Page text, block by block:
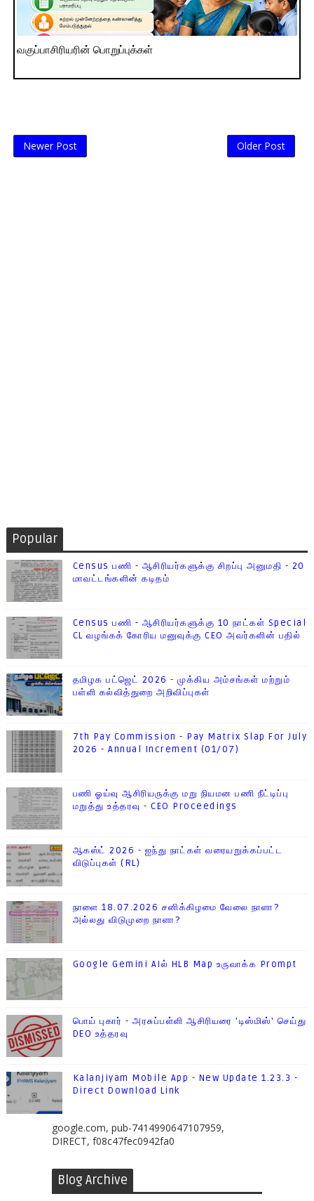
வகுப்பாசிரியரின் பொறுப்புக்கள்
Newer Post Older Post
Popular
Census பணி - ஆசிரியர்களுக்கு சிறப்பு அனுமதி - 20
மாவட்டங்களின் கடிதம்
Census பணி - ஆசிரியர்களுக்கு 10 நாட்கள் Special
CL வழங்கக் கோரிய மனுவுக்கு CEO அவர்களின் பதில்
தமிழக பட்ஜெட் 2026 - முக்கிய அம்சங்கள் மற்றும்
பள்ளி கல்வித்துறை அறிவிப்புகள்
7th Pay Commission - Pay Matrix Slap For July
2026 - Annual Increment (01/07)
பணி ஓய்வு ஆசிரியருக்கு மறு நியமன பணி நீட்டிப்பு
மறுத்து உத்தரவு - CEO Proceedings
ஆகஸ்ட் 2026 - ஐந்து நாட்கள் வரையறுக்கப்பட்ட
விடுப்புகள் (RL)
நாளை 18.07.2026 சனிக்கிழமை வேலை நாளா?
அல்லது விடுமுறை நாளா?
Google Gemini AIல் HLB Map உருவாக்க Prompt
பொய் புகார் - அரசுப்பள்ளி ஆசிரியரை 'டிஸ்மிஸ்' செய்து
DEO உத்தரவு
Kalanjiyam Mobile App - New Update 1.23.3 -
Direct Download Link
google.com, pub-7414990647107959,
DIRECT, f08c47fec0942fa0
Blog Archive